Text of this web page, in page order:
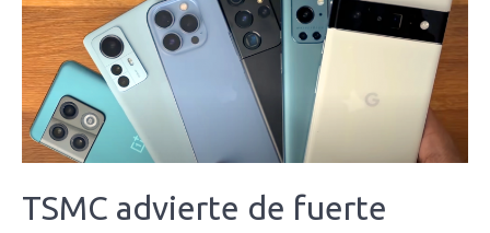
TSMC advierte de fuerte